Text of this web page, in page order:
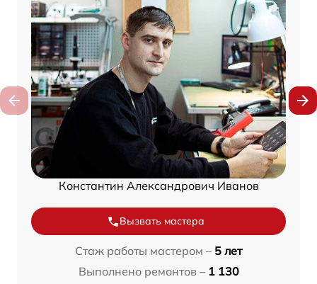
Константин Александрович Иванов
Вызвать мастера
Стаж работы мастером – 5 лет
Выполнено ремонтов – 1 130